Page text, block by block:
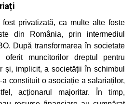
privatizată, ca multe alte foste
din România, prin intermediul
După transformarea în societate
muncitorilor dreptul pentru
și, implicit, a societății în schimbul
constituit o asociație a salariaților,
acționarul majoritar. În timp,